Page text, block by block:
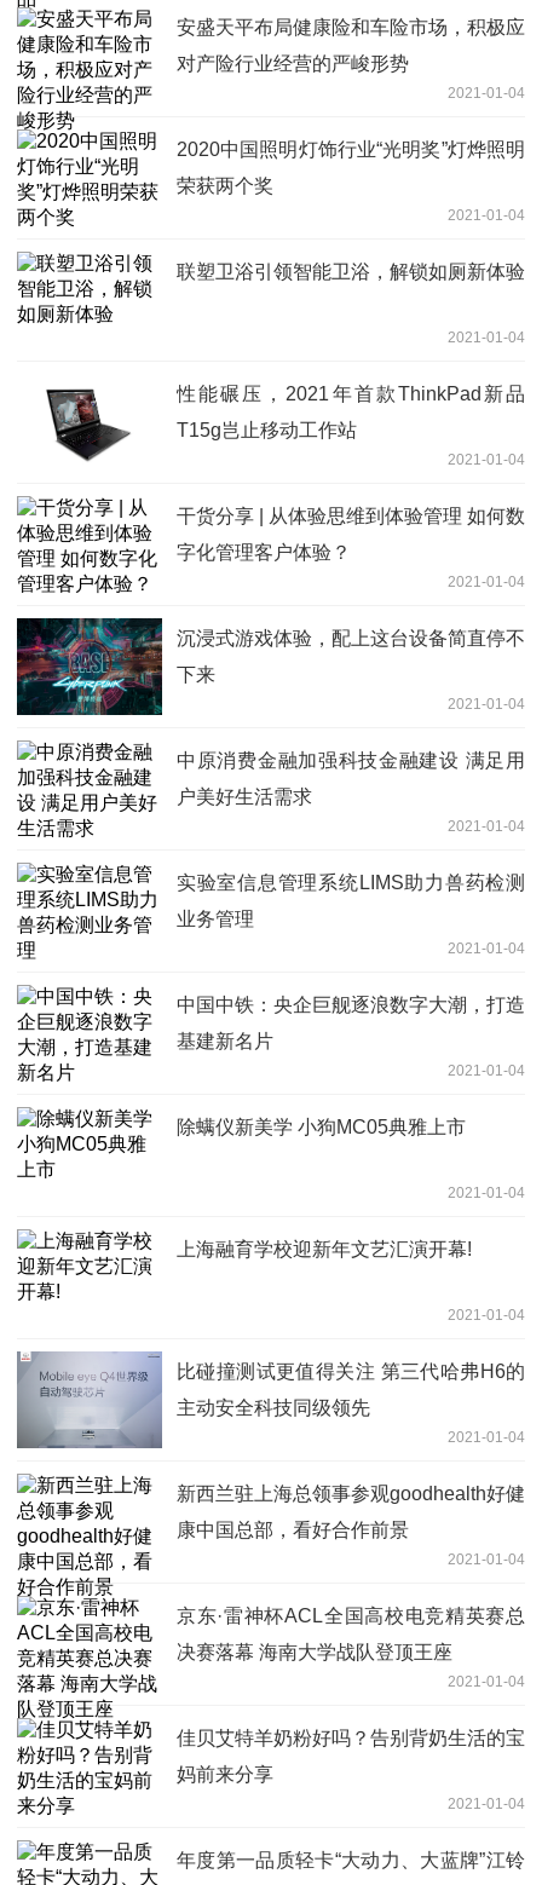
安盛天平布局健康险和车险市场，积极应
对产险行业经营的严峻形势
2021-01-04
2020中国照明灯饰行业“光明奖”灯烨照明
荣获两个奖
2021-01-04
联塑卫浴引领智能卫浴，解锁如厕新体验
2021-01-04
性能碾压，2021年首款ThinkPad新品
T15g岂止移动工作站
2021-01-04
干货分享 | 从体验思维到体验管理 如何数
字化管理客户体验？
2021-01-04
沉浸式游戏体验，配上这台设备简直停不
下来
2021-01-04
中原消费金融加强科技金融建设 满足用
户美好生活需求
2021-01-04
实验室信息管理系统LIMS助力兽药检测
业务管理
2021-01-04
中国中铁：央企巨舰逐浪数字大潮，打造
基建新名片
2021-01-04
除螨仪新美学 小狗MC05典雅上市
2021-01-04
上海融育学校迎新年文艺汇演开幕!
2021-01-04
比碰撞测试更值得关注 第三代哈弗H6的
主动安全科技同级领先
2021-01-04
新西兰驻上海总领事参观goodhealth好健
康中国总部，看好合作前景
2021-01-04
京东·雷神杯ACL全国高校电竞精英赛总
决赛落幕 海南大学战队登顶王座
2021-01-04
佳贝艾特羊奶粉好吗？告别背奶生活的宝
妈前来分享
2021-01-04
年度第一品质轻卡“大动力、大蓝牌”江铃